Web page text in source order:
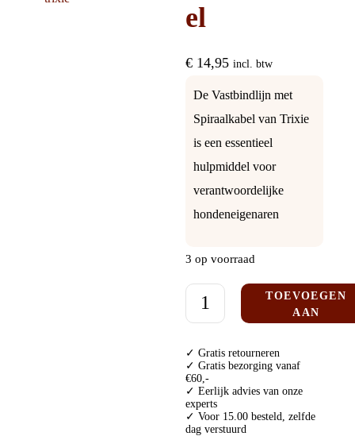
el
€ 14,95 incl. btw
De Vastbindlijn met
Spiraalkabel van Trixie
is een essentieel
hulpmiddel voor
verantwoordelijke
hondeneigenaren
3 op voorraad
TOEVOEGEN
AAN
✓ Gratis retourneren
✓ Gratis bezorging vanaf
€60,-
✓ Eerlijk advies van onze
experts
✓ Voor 15.00 besteld, zelfde
dag verstuurd